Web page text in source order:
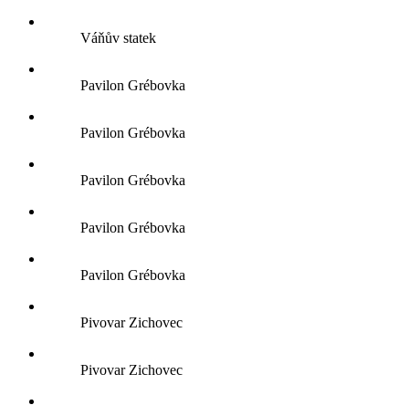
Váňův statek
Pavilon Grébovka
Pavilon Grébovka
Pavilon Grébovka
Pavilon Grébovka
Pavilon Grébovka
Pivovar Zichovec
Pivovar Zichovec